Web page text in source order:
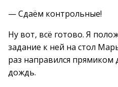
— Сдаём контрольные!
Ну вот, всё готово. Я
задание к ней на стол
раз направился прямиком
дождь.